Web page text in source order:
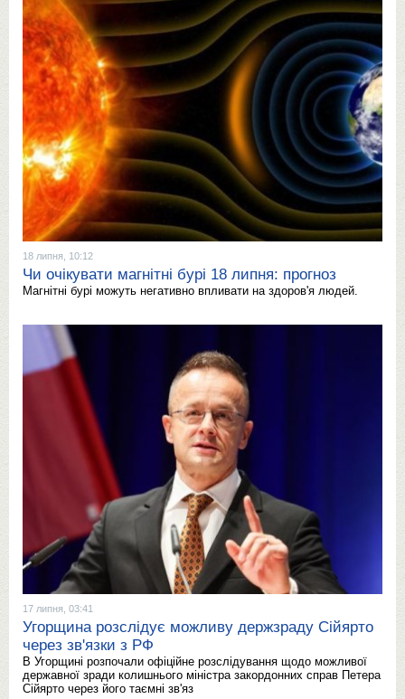
18 липня, 10:12
Чи очікувати магнітні бурі 18 липня: прогноз
Магнітні бурі можуть негативно впливати на здоров'я людей.
17 липня, 03:41
Угорщина розслідує можливу держзраду Сійярто
через зв'язки з РФ
В Угорщині розпочали офіційне розслідування щодо можливої
державної зради колишнього міністра закордонних справ Петера
Сійярто через його таємні зв'яз